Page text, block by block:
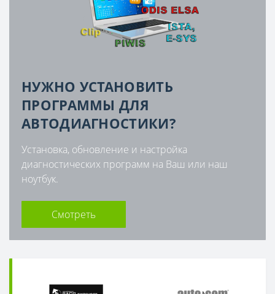
НУЖНО УСТАНОВИТЬ
ПРОГРАММЫ ДЛЯ
АВТОДИАГНОСТИКИ?
Установка, обновление и настройка
диагностических программ на Ваш или наш
ноутбук.
Смотреть